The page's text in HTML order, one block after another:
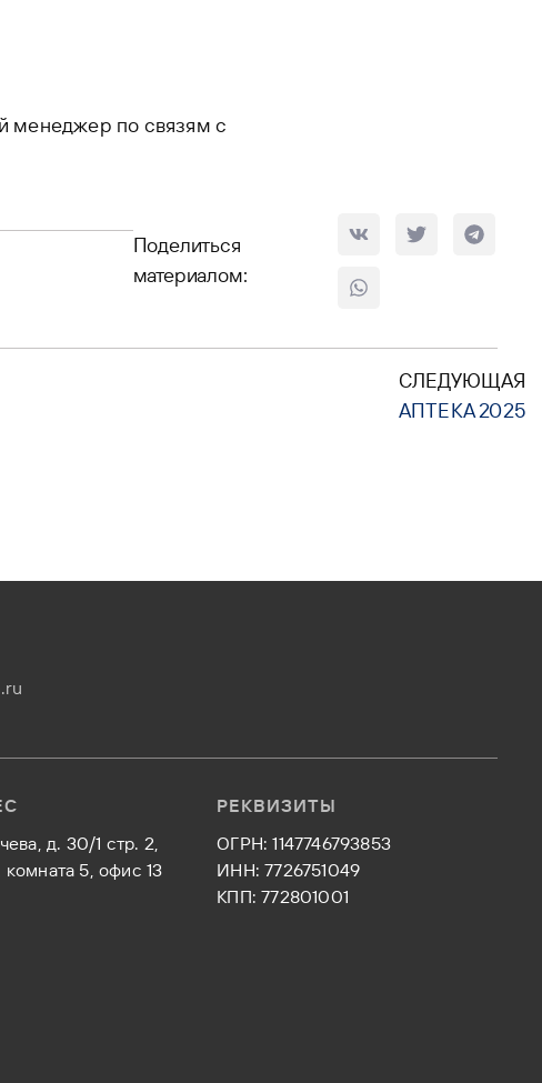
менеджер по связям с
Поделиться
материалом:
СЛЕДУЮЩАЯ
АПТЕКА 2025
д. 30/1 стр. 2,
5, офис 13
РЕКВИЗИТЫ
ОГРН: 1147746793853
ИНН: 7726751049
КПП: 772801001